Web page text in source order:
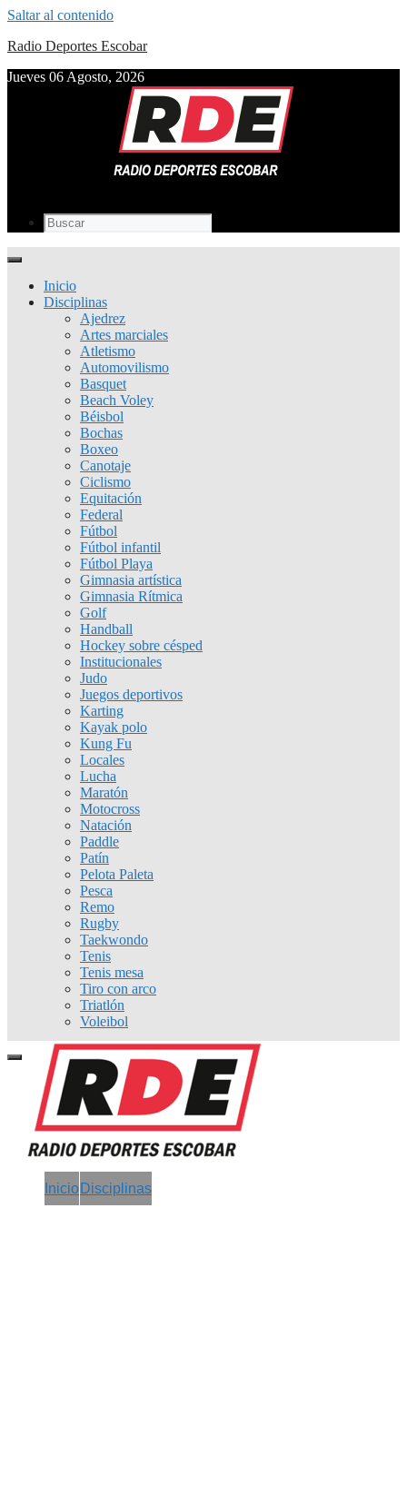
Saltar al contenido
Radio Deportes Escobar
Jueves 06 Agosto, 2026
Inicio
Disciplinas
Ajedrez
Artes marciales
Atletismo
Automovilismo
Basquet
Beach Voley
Béisbol
Bochas
Boxeo
Canotaje
Ciclismo
Equitación
Federal
Fútbol
Fútbol infantil
Fútbol Playa
Gimnasia artística
Gimnasia Rítmica
Golf
Handball
Hockey sobre césped
Institucionales
Judo
Juegos deportivos
Karting
Kayak polo
Kung Fu
Locales
Lucha
Maratón
Motocross
Natación
Paddle
Patín
Pelota Paleta
Pesca
Remo
Rugby
Taekwondo
Tenis
Tenis mesa
Tiro con arco
Triatlón
Voleibol
Inicio Disciplinas